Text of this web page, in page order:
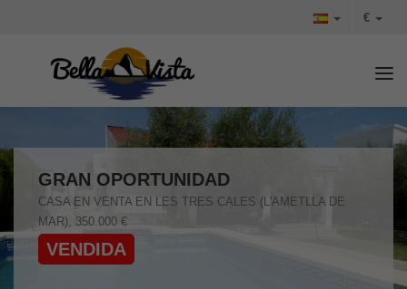
€
GRAN OPORTUNIDAD
CASA EN VENTA EN LES TRES CALES (L'AMETLLA DE
MAR), 350.000 €
VENDIDA